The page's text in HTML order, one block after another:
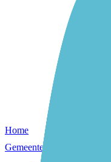
Home
Gemeenten